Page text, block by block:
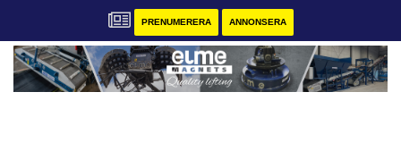
PRENUMERERA ANNONSERA